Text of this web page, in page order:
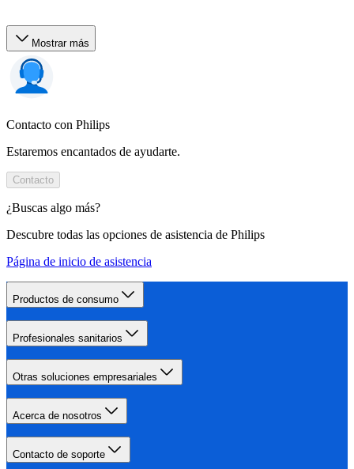
Mostrar más
Contacto con Philips
Estaremos encantados de ayudarte.
Contacto
¿Buscas algo más?
Descubre todas las opciones de asistencia de Philips
Página de inicio de asistencia
Productos de consumo
Profesionales sanitarios
Otras soluciones empresariales
Acerca de nosotros
Contacto de soporte